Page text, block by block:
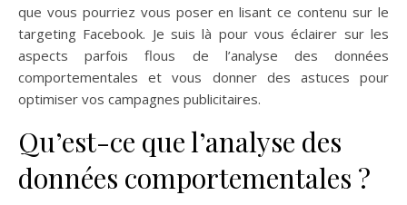
que vous pourriez vous poser en lisant ce contenu sur le
targeting Facebook. Je suis là pour vous éclairer sur les
aspects parfois flous de l’analyse des données
comportementales et vous donner des astuces pour
optimiser vos campagnes publicitaires.
Qu’est-ce que l’analyse des
données comportementales ?